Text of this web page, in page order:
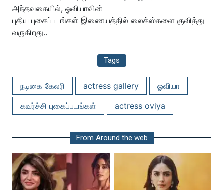
அந்தவகையில், ஓவியாவின்
புதிய புகைப்படங்கள் இணையத்தில் லைக்ஸ்களை குவித்து
வருகிறது..
Tags
நடிகை கேலரி actress gallery
ஓவியா
கவர்ச்சி புகைப்படங்கள்
actress oviya
From Around the web